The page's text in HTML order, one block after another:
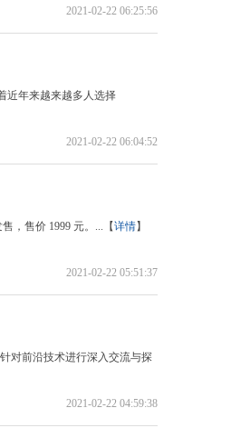
2021-02-22 06:25:56
近年来越来越多人选择
2021-02-22 06:04:52
，售价 1999 元。...【详情】
2021-02-22 05:51:37
对前沿技术进行深入交流与探
2021-02-22 04:59:38